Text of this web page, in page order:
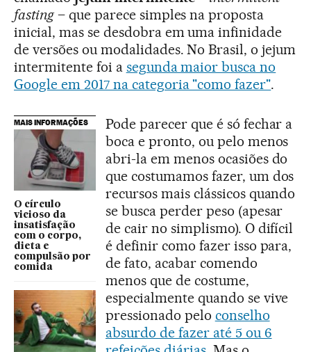
fasting– que parece simples na proposta
inicial, mas se desdobra em uma infinidade
de versões ou modalidades. No Brasil, o jejum
intermitente foi a segunda maior busca no
Google em 2017 na categoria "como fazer".
MAIS INFORMAÇÕES
O círculo
vicioso da
insatisfação
com o corpo,
dieta e
compulsão por
comida
Pode parecer que é só fechar a
boca e pronto, ou pelo menos
abri-la em menos ocasiões do
que costumamos fazer, um dos
recursos mais clássicos quando
se busca perder peso (apesar
de cair no simplismo). O difícil
é definir como fazer isso para,
de fato, acabar comendo
menos que de costume,
especialmente quando se vive
pressionado pelo conselho
absurdo de fazer até 5 ou 6